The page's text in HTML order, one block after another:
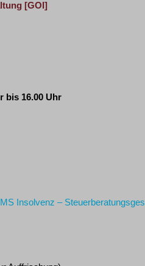
[GOI]
bis 16.00 Uhr
Insolvenz –